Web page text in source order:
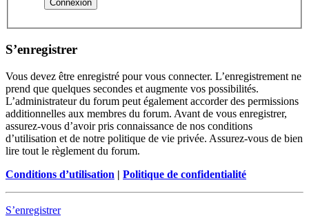
S’enregistrer
Vous devez être enregistré pour vous connecter. L’enregistrement ne
prend que quelques secondes et augmente vos possibilités.
L’administrateur du forum peut également accorder des permissions
additionnelles aux membres du forum. Avant de vous enregistrer,
assurez-vous d’avoir pris connaissance de nos conditions
d’utilisation et de notre politique de vie privée. Assurez-vous de bien
lire tout le règlement du forum.
Conditions d’utilisation | Politique de confidentialité
S’enregistrer